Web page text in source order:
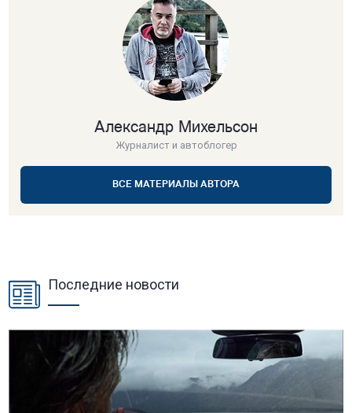
Александр Михельсон
Журналист и автоблогер
ВСЕ МАТЕРИАЛЫ АВТОРА
Последние новости